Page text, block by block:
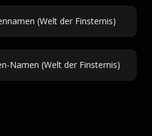
(Welt der Finsternis)
Namen (Welt der Finsternis)